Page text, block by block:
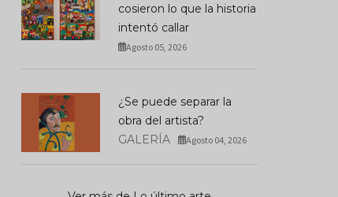
cosieron lo que la historia
intentó callar
Agosto 05, 2026
¿Se puede separar la
obra del artista?
GALERÍA
Agosto 04, 2026